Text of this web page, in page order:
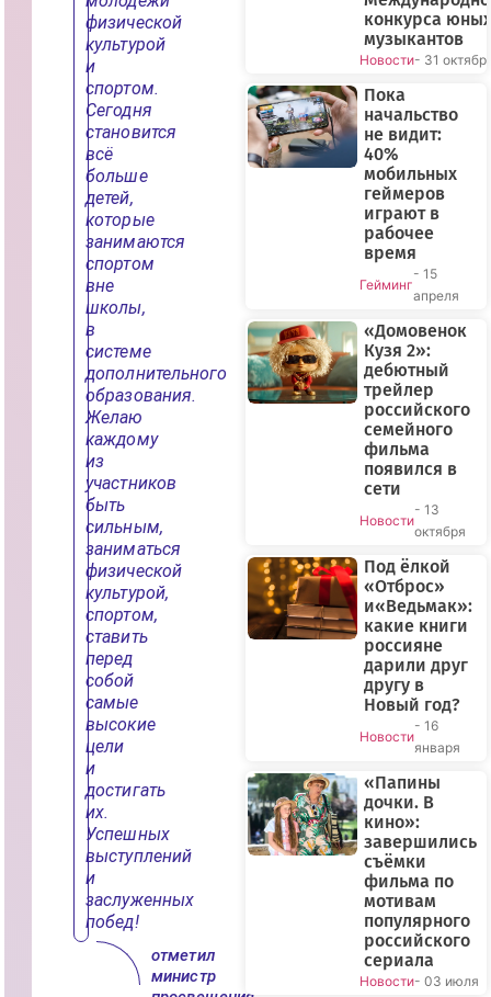
физической
культурой
и
спортом.
Сегодня
становится
всё
больше
детей,
которые
занимаются
спортом
вне
школы,
в
системе
дополнительного
образования.
Желаю
каждому
из
участников
быть
сильным,
заниматься
физической
культурой,
спортом,
ставить
перед
собой
самые
высокие
цели
и
достигать
их.
Успешных
выступлений
и
заслуженных
побед!
отметил
министр
конкурса юных
музыкантов
Новости- 31
Пока
начальство
не видит:
40%
мобильных
геймеров
играют в
рабочее
время
Гейминг
- 15
апреля
«Домовенок
Кузя 2»:
дебютный
трейлер
российского
семейного
фильма
появился в
сети
Новости
- 13
октября
Под ёлкой
«Отброс»
и«Ведьмак»:
какие книги
россияне
дарили друг
другу в
Новый год?
Новости
- 16
января
«Папины
дочки. В
кино»:
завершились
съёмки
фильма по
мотивам
популярного
российского
сериала
Новости- 03 июля